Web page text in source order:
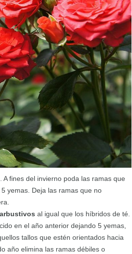
fines del invierno poda las ramas que
yemas. Deja las ramas que no
al igual que los híbridos de té.
en el año anterior dejando 5 yemas,
tallos que estén orientados hacia
año elimina las ramas débiles o